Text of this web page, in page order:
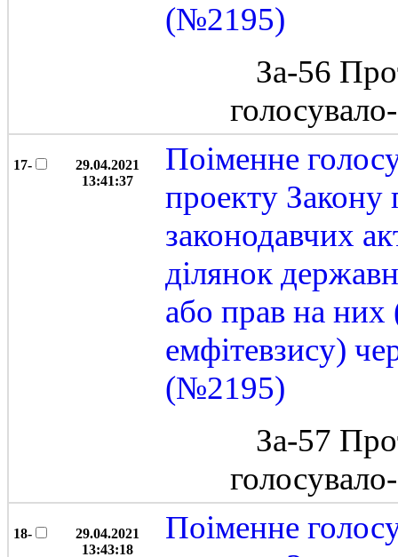
(№2195)
За-56
17-
29.04.2021
13:41:37
Поіменне
проекту Закону
законодавчих
ділянок
або прав на
емфітевзису)
(№2195)
За-57
18-
29.04.2021
13:43:18
Поіменне